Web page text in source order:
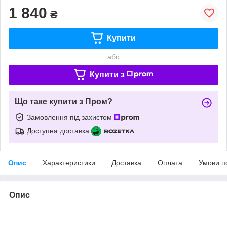
1 840 ₴
Купити
або
Купити з
Що таке купити з Пром?
Замовлення під захистом
Доступна доставка
Опис Характеристики Доставка Оплата Умови
Опис